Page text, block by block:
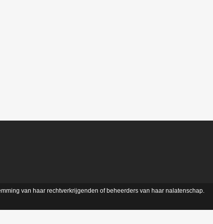
van haar rechtverkrijgenden of beheerders van haar nalatenschap.